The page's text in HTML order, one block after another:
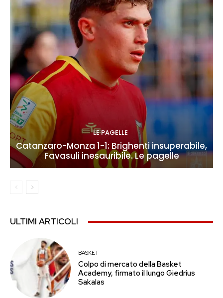
LE PAGELLE
Catanzaro-Monza 1-1: Brighenti insuperabile,
Favasuli inesauribile. Le pagelle
ULTIMI ARTICOLI
BASKET
Colpo di mercato della Basket
Academy, firmato il lungo Giedrius
Sakalas